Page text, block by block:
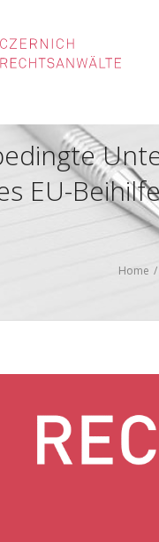
EU-
Home /